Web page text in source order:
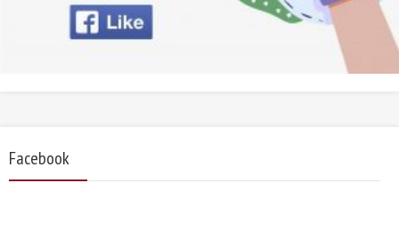
Facebook